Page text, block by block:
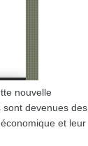
nouvelle
devenues des
et leur